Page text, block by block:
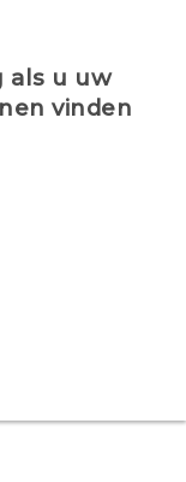
als u uw
vinden